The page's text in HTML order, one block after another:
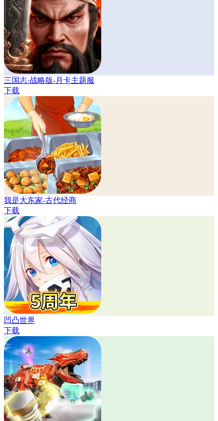
三国志·战略版-月卡主题服
下载
我是大东家-古代经商
下载
凹凸世界
下载